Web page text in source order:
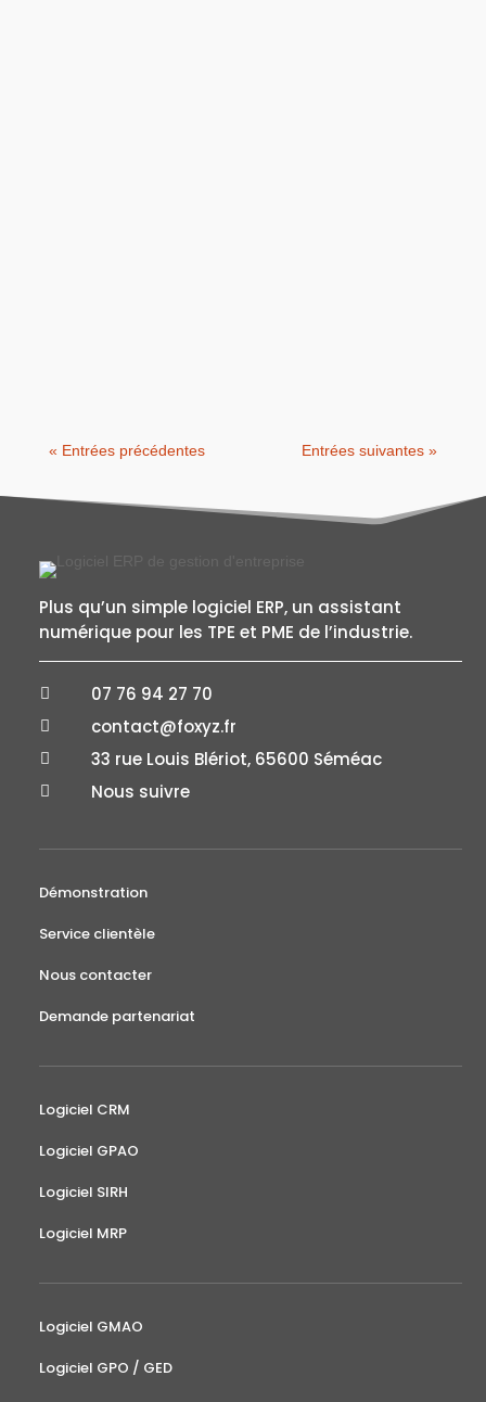
« Entrées précédentes Entrées suivantes »
Plus qu’un simple logiciel ERP, un assistant
numérique pour les TPE et PME de l’industrie.
 07 76 94 27 70
 contact@foxyz.fr
 33 rue Louis Blériot, 65600 Séméac
 Nous suivre
Démonstration
Service clientèle
Nous contacter
Demande partenariat
Logiciel CRM
Logiciel GPAO
Logiciel SIRH
Logiciel MRP
Logiciel GMAO
Logiciel GPO / GED